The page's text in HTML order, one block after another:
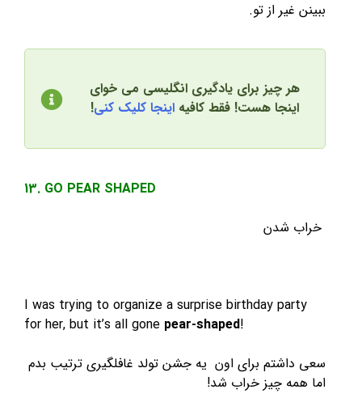
ببینن غیر از تو.
هر چیز برای یادگیری انگلیسی می خوای
اینجا هست! فقط کافیهاینجا کلیک کنی!
13. GO PEAR SHAPED
خراب شدن
I was trying to organize a surprise birthday party
for her, but it’s all gone pear-shaped!
سعی داشتم برای اون یه جشن تولد غافلگیری ترتیب بدم
اما همه چیز خراب شد!